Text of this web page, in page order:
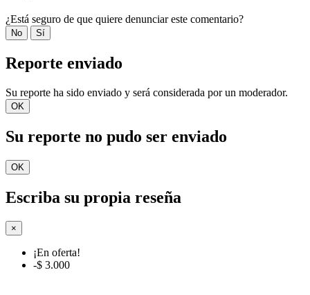
¿Está seguro de que quiere denunciar este comentario?
No Sí
Reporte enviado
Su reporte ha sido enviado y será considerada por un moderador.
OK
Su reporte no pudo ser enviado
OK
Escriba su propia reseña
×
¡En oferta!
-$ 3.000